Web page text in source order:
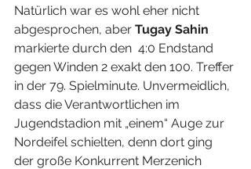
Natürlich war es wohl eher nicht
abgesprochen, aber Tugay Sahin
markierte durch den  4:0 Endstand
gegen Winden 2 exakt den 100. Treffer
in der 79. Spielminute. Unvermeidlich,
dass die Verantwortlichen im
Jugendstadion mit „einem“ Auge zur
Nordeifel schielten, denn dort ging
der große Konkurrent Merzenich